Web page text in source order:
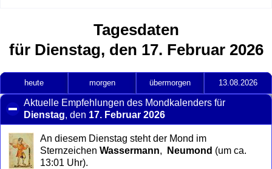
Tagesdaten
für Dienstag, den 17. Februar 2026
heute morgen übermorgen 13.08.2026
Aktuelle Empfehlungen des Mondkalenders für
Dienstag, den 17. Februar 2026
to
collapse
contents
An diesem Dienstag steht der Mond im
Sternzeichen Wassermann, Neumond (um ca.
13:01 Uhr).